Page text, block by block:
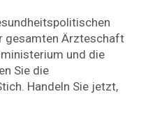
gesamten Ärzteschaft
und die
Sie die
Handeln Sie jetzt,